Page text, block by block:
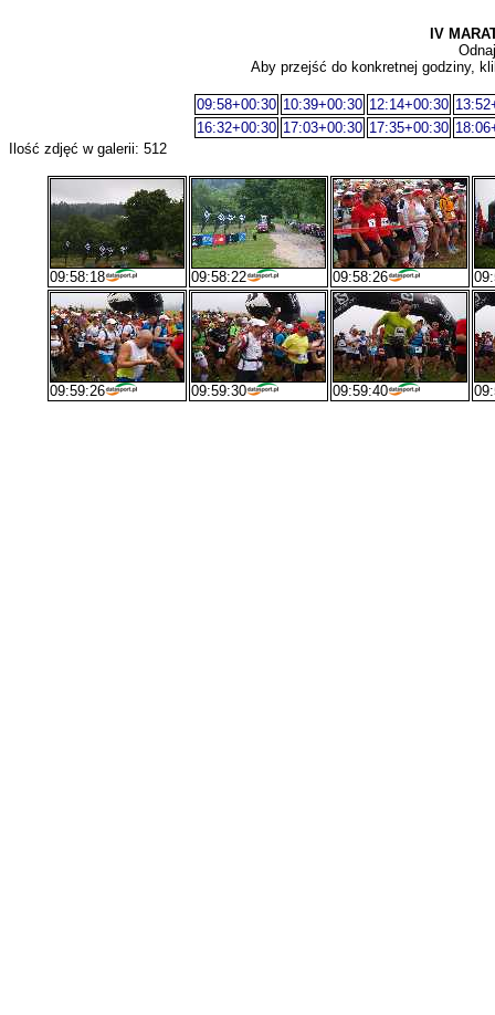
IV
Aby przejść do konkretnej godziny,
09:58+00:30 10:39+00:30 12:14+00:30
16:32+00:30 17:03+00:30 17:35+00:30
Ilość zdjęć w galerii: 512
09:58:18 09:58:22 09:58:26
09:59:26 09:59:30 09:59:40